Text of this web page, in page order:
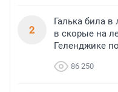
2
Галька била
в скорые на
Геленджике
86 250